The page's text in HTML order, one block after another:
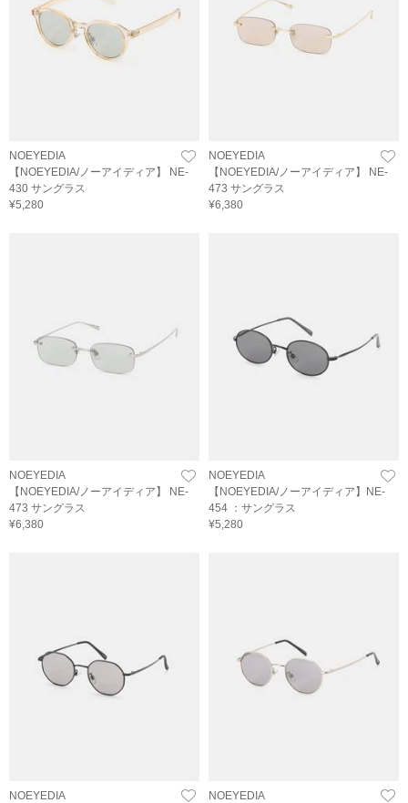
NOEYEDIA
【NOEYEDIA/ノーアイディア】 NE-
430 サングラス
¥5,280
NOEYEDIA
【NOEYEDIA/ノーアイディア】 NE-
473 サングラス
¥6,380
NOEYEDIA
【NOEYEDIA/ノーアイディア】 NE-
473 サングラス
¥6,380
NOEYEDIA
【NOEYEDIA/ノーアイディア】NE-
454 ：サングラス
¥5,280
NOEYEDIA
NOEYEDIA